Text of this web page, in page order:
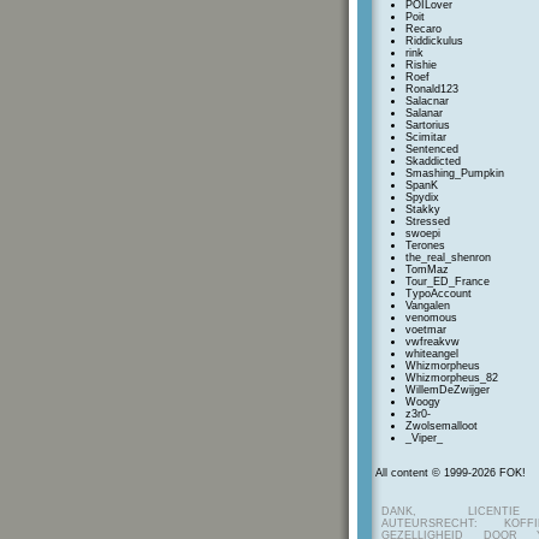
POILover
Poit
Recaro
Riddickulus
rink
Rishie
Roef
Ronald123
Salacnar
Salanar
Sartorius
Scimitar
Sentenced
Skaddicted
Smashing_Pumpkin
SpanK
Spydix
Stakky
Stressed
swoepi
Terones
the_real_shenron
TomMaz
Tour_ED_France
TypoAccount
Vangalen
venomous
voetmar
vwfreakvw
whiteangel
Whizmorpheus
Whizmorpheus_82
WillemDeZwijger
Woogy
z3r0-
Zwolsemalloot
_Viper_
All content © 1999-2026 FOK!
DANK,
AUTEURSRECHT:
GEZELLIGHEID DOOR